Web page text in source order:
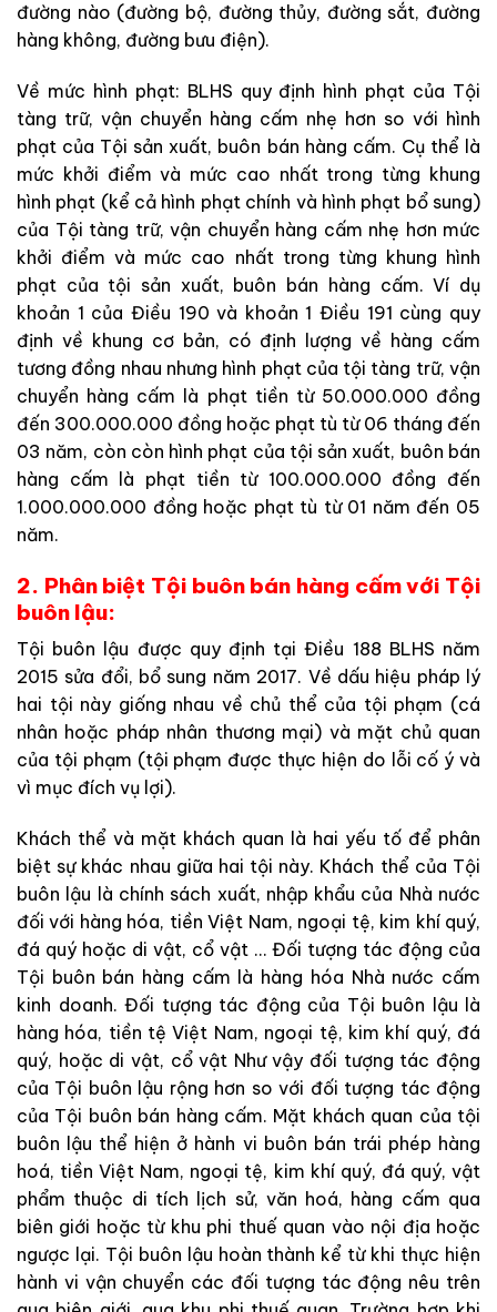
đường nào (đường bộ, đường thủy, đường sắt, đường
hàng không, đường bưu điện).
Về mức hình phạt: BLHS quy định hình phạt của Tội
tàng trữ, vận chuyển hàng cấm nhẹ hơn so với hình
phạt của Tội sản xuất, buôn bán hàng cấm. Cụ thể là
mức khởi điểm và mức cao nhất trong từng khung
hình phạt (kể cả hình phạt chính và hình phạt bổ sung)
của Tội tàng trữ, vận chuyển hàng cấm nhẹ hơn mức
khởi điểm và mức cao nhất trong từng khung hình
phạt của tội sản xuất, buôn bán hàng cấm. Ví dụ
khoản 1 của Điều 190 và khoản 1 Điều 191 cùng quy
định về khung cơ bản, có định lượng về hàng cấm
tương đồng nhau nhưng hình phạt của tội tàng trữ, vận
chuyển hàng cấm là phạt tiền từ 50.000.000 đồng
đến 300.000.000 đồng hoặc phạt tù từ 06 tháng đến
03 năm, còn còn hình phạt của tội sản xuất, buôn bán
hàng cấm là phạt tiền từ 100.000.000 đồng đến
1.000.000.000 đồng hoặc phạt tù từ 01 năm đến 05
năm.
2. Phân biệt Tội buôn bán hàng cấm với Tội
buôn lậu:
Tội buôn lậu được quy định tại Điều 188 BLHS năm
2015 sửa đổi, bổ sung năm 2017. Về dấu hiệu pháp lý
hai tội này giống nhau về chủ thể của tội phạm (cá
nhân hoặc pháp nhân thương mại) và mặt chủ quan
của tội phạm (tội phạm được thực hiện do lỗi cố ý và
vì mục đích vụ lợi).
Khách thể và mặt khách quan là hai yếu tố để phân
biệt sự khác nhau giữa hai tội này. Khách thể của Tội
buôn lậu là chính sách xuất, nhập khẩu của Nhà nước
đối với hàng hóa, tiền Việt Nam, ngoại tệ, kim khí quý,
đá quý hoặc di vật, cổ vật … Đối tượng tác động của
Tội buôn bán hàng cấm là hàng hóa Nhà nước cấm
kinh doanh. Đối tượng tác động của Tội buôn lậu là
hàng hóa, tiền tệ Việt Nam, ngoại tệ, kim khí quý, đá
quý, hoặc di vật, cổ vật Như vậy đối tượng tác động
của Tội buôn lậu rộng hơn so với đối tượng tác động
của Tội buôn bán hàng cấm. Mặt khách quan của tội
buôn lậu thể hiện ở hành vi buôn bán trái phép hàng
hoá, tiền Việt Nam, ngoại tệ, kim khí quý, đá quý, vật
phẩm thuộc di tích lịch sử, văn hoá, hàng cấm qua
biên giới hoặc từ khu phi thuế quan vào nội địa hoặc
ngược lại. Tội buôn lậu hoàn thành kể từ khi thực hiện
hành vi vận chuyển các đối tượng tác động nêu trên